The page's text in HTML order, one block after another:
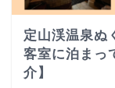
定山渓温泉ぬ
客室に泊まっ
介】